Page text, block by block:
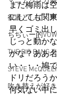
役者として、
ちぢぃー的
THE BIG BANG
STEVE
吹き替えが好
まだ梅雨は
にしても関
早くゴミ出
じっと動か
かな？ああ
い・・・鳩
ドリだろう
何気ない中